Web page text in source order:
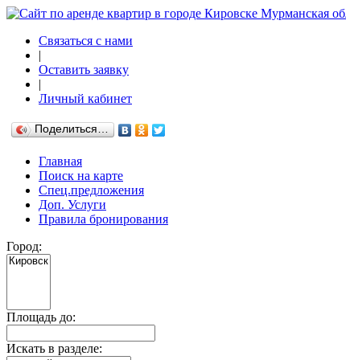
Связаться с нами
|
Оставить заявку
|
Личный кабинет
Поделиться…
Главная
Поиск на карте
Спец.предложения
Доп. Услуги
Правила бронирования
Город:
Площадь до:
Искать в разделе: